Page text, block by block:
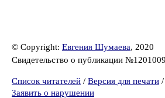
© Copyright: Евгения Шумаева, 2020
Свидетельство о публикации
Список читателей / Версия для печати /
Заявить о нарушении